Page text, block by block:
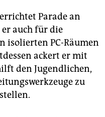
Parade an
auch für die
isolierten PC-Räumen
ackert er mit
den Jugendlichen,
zu